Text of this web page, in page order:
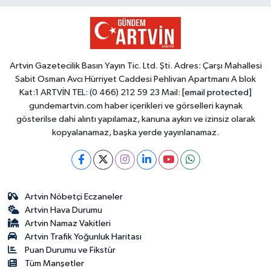
Artvin Gazetecilik Basın Yayın Tic. Ltd. Şti. Adres: Çarşı Mahallesi
Sabit Osman Avcı Hürriyet Caddesi Pehlivan Apartmanı A blok
Kat:1 ARTVİN TEL: (0 466) 212 59 23 Mail: [email protected]
gundemartvin.com haber içerikleri ve görselleri kaynak
gösterilse dahi alıntı yapılamaz, kanuna aykırı ve izinsiz olarak
kopyalanamaz, başka yerde yayınlanamaz.
Artvin Nöbetçi Eczaneler
Artvin Hava Durumu
Artvin Namaz Vakitleri
Artvin Trafik Yoğunluk Haritası
Puan Durumu ve Fikstür
Tüm Manşetler